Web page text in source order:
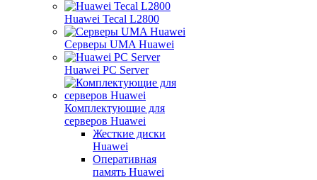
Huawei Tecal L2800
Серверы UMA Huawei
Huawei PC Server
Комплектующие для
серверов Huawei
Жесткие диски
Huawei
Оперативная
память Huawei